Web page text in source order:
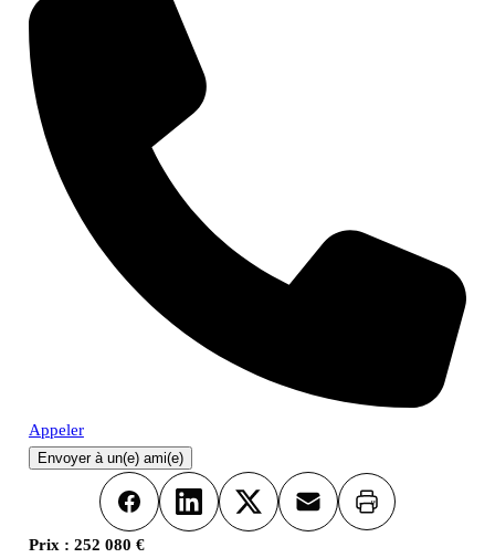
Appeler
Envoyer à un(e) ami(e)
FacebookLinkedInX Email Imprimer
Prix : 252 080 €